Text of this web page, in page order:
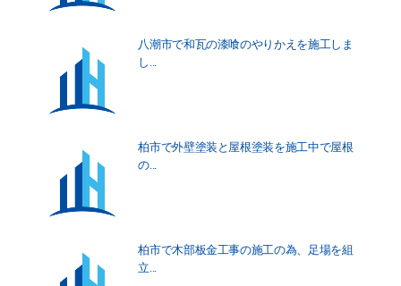
八潮市で和瓦の漆喰のやりかえを施工しま
し...
柏市で外壁塗装と屋根塗装を施工中で屋根
の...
柏市で木部板金工事の施工の為、足場を組
立...